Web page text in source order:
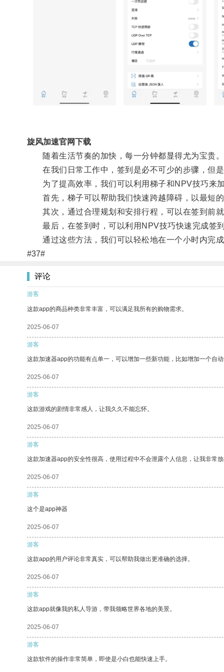
旋风加速官网下载
随着生活节奏的加快，每一分钟都显得尤为宝贵。
在我们日常工作中，签到是必不可少的步骤，但是
为了提高效率，我们可以利用梯子和NPV技巧来
首先，梯子可以帮助我们快速跨越障碍，以最短的
其次，通过合理规划和安排行程，可以在签到前
最后，在签到时，可以利用NPV技巧快速完成签
通过这些方法，我们可以轻松地在一个小时内完
#37#
评论
游客
这款app的商品种类非常丰富，可以满足我所有的购物需求。
2025-06-07
游客
这款加速器app的功能有点单一，可以增加一些新功能，比如增加一个自
2025-06-07
游客
这款游戏的剧情非常感人，让我久久不能忘怀。
2025-06-07
游客
这款加速器app的安全性很高，使用过程中不会泄露个人信息，让我非常
2025-06-07
游客
这个是app神器
2025-06-07
游客
这款app的用户评论非常真实，可以帮助我做出更准确的选择。
2025-06-07
游客
这款app就像我的私人导游，带我领略世界各地的美景。
2025-06-07
游客
这款软件的操作非常简单，即使是小白也能快速上手。